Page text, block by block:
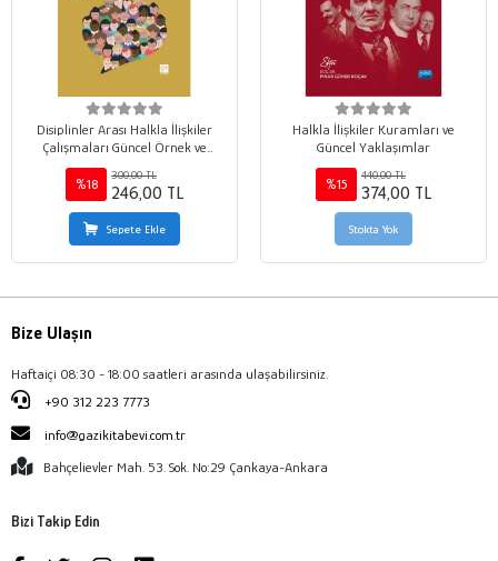
Disiplinler Arası Halkla İlişkiler
Çalışmaları Güncel Örnek ve
Uygulamalar
%18
300,00 TL
246,00 TL
Sepete Ekle
Halkla İlişkiler Kuramları ve
Güncel Yaklaşımlar
%15
440,00 TL
374,00 TL
Stokta Yok
Bize Ulaşın
Haftaiçi 08:30 - 18:00 saatleri arasında ulaşabilirsiniz.
+90 312 223 7773
info@gazikitabevi.com.tr
Bahçelievler Mah. 53. Sok. No:29 Çankaya-Ankara
Bizi Takip Edin